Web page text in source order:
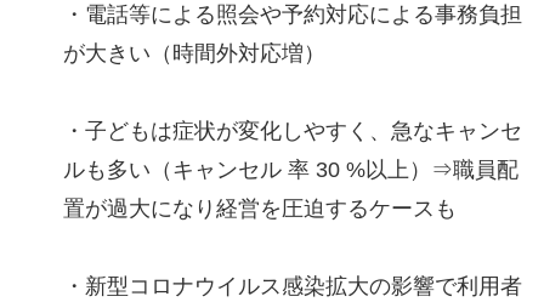
・電話等による照会や予約対応による事務負担
が大きい（時間外対応増）
・子どもは症状が変化しやすく、急なキャンセ
ルも多い（キャンセル 率 30 %以上）⇒職員配
置が過大になり経営を圧迫するケースも
・新型コロナウイルス感染拡大の影響で利用者